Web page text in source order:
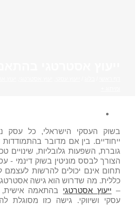
בשוק העסקי הישראלי, כל עסק
ייחודיים. בין אם מדובר
גוברת, השפעות גלובליות, שינויים
הצורך לבסס מוניטין בשוק דינמי -
תחום אינם יכולים להרשות לעצמם
כללית. מה שדרוש הוא גישה
– ייעוץ אסטרטגי בהתאמה אישית,
עסקי ושיווקי. גישה כזו מסוגלת